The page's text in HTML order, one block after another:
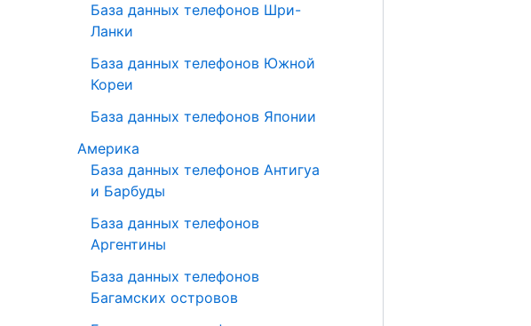
База данных телефонов Шри-
Ланки
База данных телефонов Южной
Кореи
База данных телефонов Японии
Америка
База данных телефонов Антигуа
и Барбуды
База данных телефонов
Аргентины
База данных телефонов
Багамских островов